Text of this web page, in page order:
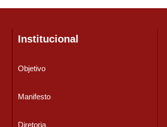
Institucional
Objetivo
Manifesto
Diretoria